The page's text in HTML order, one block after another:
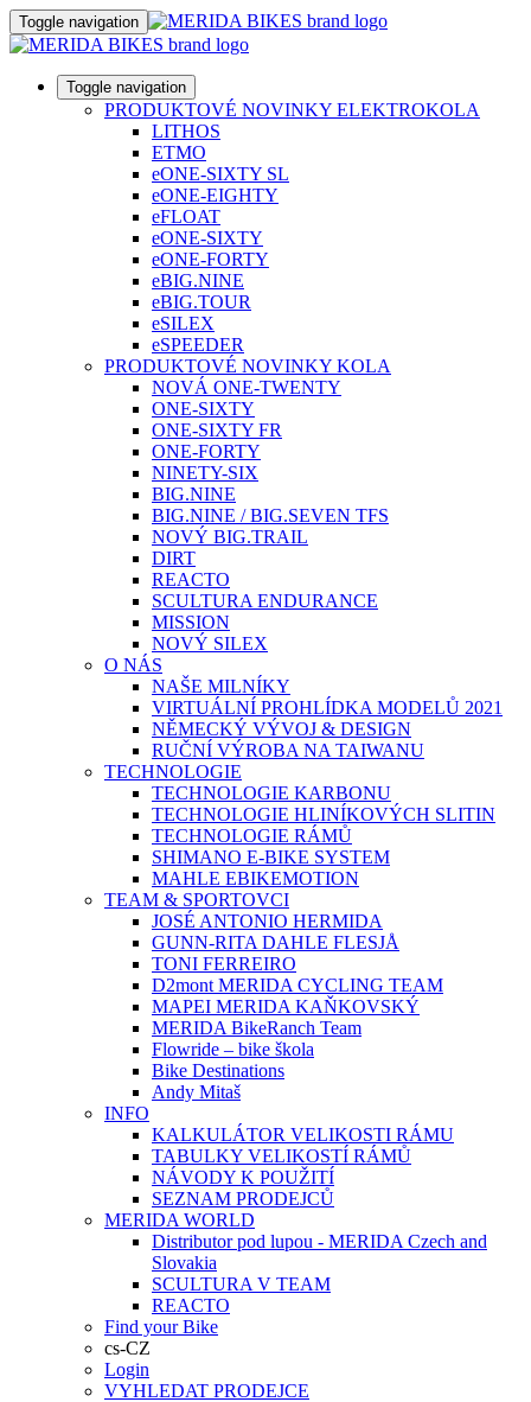
Toggle navigation
Toggle navigation
PRODUKTOVÉ NOVINKY ELEKTROKOLA
LITHOS
ETMO
eONE-SIXTY SL
eONE-EIGHTY
eFLOAT
eONE-SIXTY
eONE-FORTY
eBIG.NINE
eBIG.TOUR
eSILEX
eSPEEDER
PRODUKTOVÉ NOVINKY KOLA
NOVÁ ONE-TWENTY
ONE-SIXTY
ONE-SIXTY FR
ONE-FORTY
NINETY-SIX
BIG.NINE
BIG.NINE / BIG.SEVEN TFS
NOVÝ BIG.TRAIL
DIRT
REACTO
SCULTURA ENDURANCE
MISSION
NOVÝ SILEX
O NÁS
NAŠE MILNÍKY
VIRTUÁLNÍ PROHLÍDKA MODELŮ 2021
NĚMECKÝ VÝVOJ & DESIGN
RUČNÍ VÝROBA NA TAIWANU
TECHNOLOGIE
TECHNOLOGIE KARBONU
TECHNOLOGIE HLINÍKOVÝCH SLITIN
TECHNOLOGIE RÁMŮ
SHIMANO E-BIKE SYSTEM
MAHLE EBIKEMOTION
TEAM & SPORTOVCI
JOSÉ ANTONIO HERMIDA
GUNN-RITA DAHLE FLESJÅ
TONI FERREIRO
D2mont MERIDA CYCLING TEAM
MAPEI MERIDA KAŇKOVSKÝ
MERIDA BikeRanch Team
Flowride – bike škola
Bike Destinations
Andy Mitaš
INFO
KALKULÁTOR VELIKOSTI RÁMU
TABULKY VELIKOSTÍ RÁMŮ
NÁVODY K POUŽITÍ
SEZNAM PRODEJCŮ
MERIDA WORLD
Distributor pod lupou - MERIDA Czech and
Slovakia
SCULTURA V TEAM
REACTO
Find your Bike
cs-CZ
Login
VYHLEDAT PRODEJCE